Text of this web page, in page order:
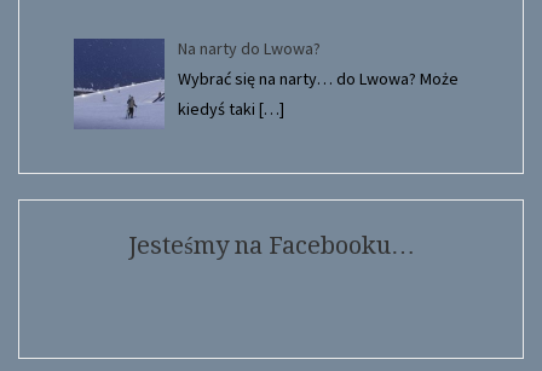
Na narty do Lwowa?
Wybrać się na narty… do Lwowa? Może
kiedyś taki […]
Jesteśmy na Facebooku…